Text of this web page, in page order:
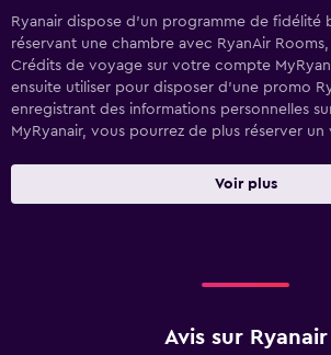
Ryanair dispose d’un programme de fidélité
réservant une chambre avec RyanAir
Crédits de voyage sur votre compte
ensuite utiliser pour disposer d’une promo
enregistrant des informations personnelles
MyRyanair, vous pourrez de plus réserver
Voir plus
Avis sur Ryanair